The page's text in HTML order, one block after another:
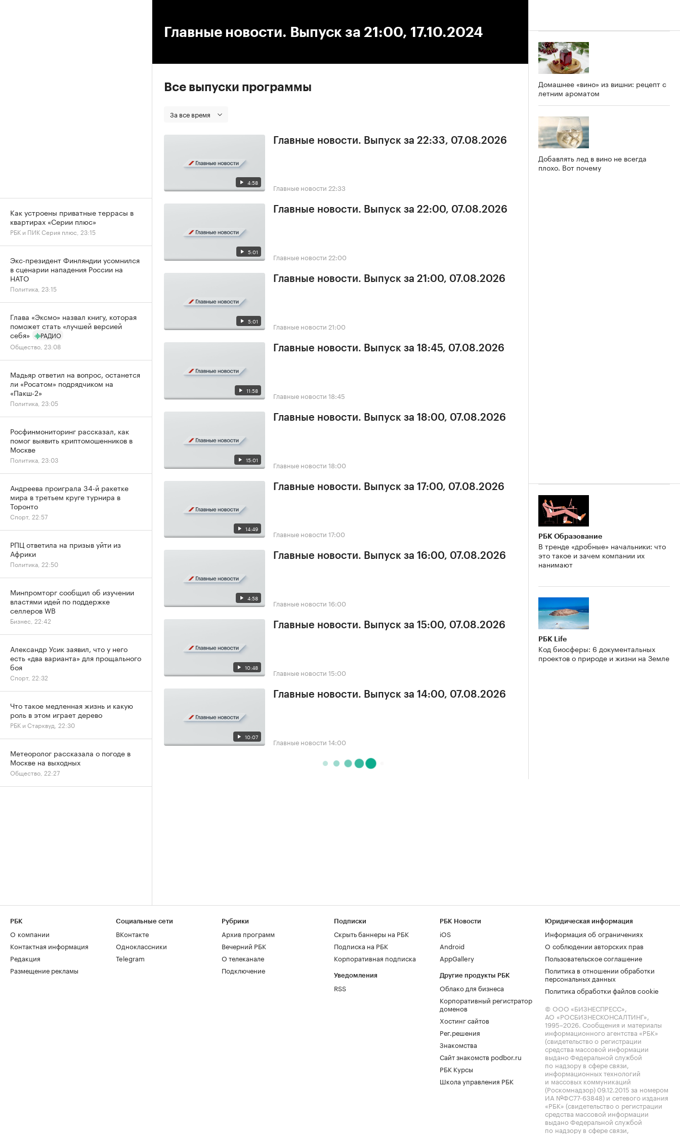
Главные новости. Выпуск за 21:00, 17.10.2024
Все выпуски программы
За все время
4:58
Главные новости. Выпуск за 22:33, 07.08.2026
Главные новости 22:33
5:01
Главные новости. Выпуск за 22:00, 07.08.2026
Главные новости 22:00
5:01
Главные новости. Выпуск за 21:00, 07.08.2026
Главные новости 21:00
11:58
Главные новости. Выпуск за 18:45, 07.08.2026
Главные новости 18:45
15:01
Главные новости. Выпуск за 18:00, 07.08.2026
Главные новости 18:00
14:49
Главные новости. Выпуск за 17:00, 07.08.2026
Главные новости 17:00
4:58
Главные новости. Выпуск за 16:00, 07.08.2026
Главные новости 16:00
10:48
Главные новости. Выпуск за 15:00, 07.08.2026
Главные новости 15:00
10:07
Главные новости. Выпуск за 14:00, 07.08.2026
Главные новости 14:00
Домашнее «вино» из вишни: рецепт с
летним ароматом
Добавлять лед в вино не всегда
плохо. Вот почему
РБК Образование
В тренде «дробные» начальники: что
это такое и зачем компании их
нанимают
РБК Life
Код биосферы: 6 документальных
проектов о природе и жизни на Земле
Как устроены приватные террасы в
квартирах «Серии плюс»
РБК и ПИК Серия плюс, 23:15
Экс-президент Финляндии усомнился
в сценарии нападения России на
НАТО
Политика, 23:15
Глава «Эксмо» назвал книгу, которая
поможет стать «лучшей версией
себя»
РАДИО
Общество, 23:08
Мадьяр ответил на вопрос, останется
ли «Росатом» подрядчиком на
«Пакш-2»
Политика, 23:05
Росфинмониторинг рассказал, как
помог выявить криптомошенников в
Москве
Политика, 23:03
Андреева проиграла 34-й ракетке
мира в третьем круге турнира в
Торонто
Спорт, 22:57
РПЦ ответила на призыв уйти из
Африки
Политика, 22:50
Минпромторг сообщил об изучении
властями идей по поддержке
селлеров WB
Бизнес, 22:42
Александр Усик заявил, что у него
есть «два варианта» для прощального
боя
Спорт, 22:32
Что такое медленная жизнь и какую
роль в этом играет дерево
РБК и Старквуд, 22:30
Метеоролог рассказала о погоде в
Москве на выходных
Общество, 22:27
РБК
О компании
Контактная информация
Редакция
Размещение рекламы
Социальные сети
ВКонтакте
Одноклассники
Telegram
Рубрики
Архив программ
Вечерний РБК
О телеканале
Подключение
Подписки
Скрыть баннеры на РБК
Подписка на РБК
Корпоративная подписка
Уведомления
RSS
РБК Новости
iOS
Android
AppGallery
Другие продукты РБК
Облако для бизнеса
Корпоративный регистратор
доменов
Хостинг сайтов
Рег.решения
Знакомства
Сайт знакомств podbor.ru
РБК Курсы
Школа управления РБК
Юридическая информация
Информация об ограничениях
О соблюдении авторских прав
Пользовательское соглашение
Политика в отношении обработки
персональных данных
Политика обработки файлов cookie
© ООО «БИЗНЕСПРЕСС»,
АО «РОСБИЗНЕСКОНСАЛТИНГ»,
1995–2026. Сообщения и материалы
информационного агентства «РБК»
(свидетельство о регистрации
средства массовой информации
выдано Федеральной службой
по надзору в сфере связи,
информационных технологий
и массовых коммуникаций
(Роскомнадзор) 09.12.2015 за номером
ИА №ФС77-63848) и сетевого издания
«РБК» (свидетельство о регистрации
средства массовой информации
выдано Федеральной службой
по надзору в сфере связи,